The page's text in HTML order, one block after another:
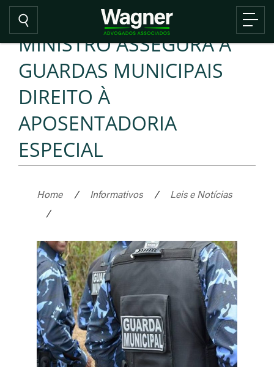
MINISTRO ASSEGURA A
GUARDAS MUNICIPAIS
DIREITO À
APOSENTADORIA
ESPECIAL
Home / Informativos /
Leis e Notícias
/